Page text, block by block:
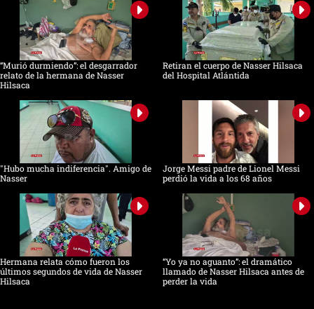
“Murió durmiendo”: el desgarrador
relato de la hermana de Nasser
Hilsaca
Retiran el cuerpo de Nasser Hilsaca
del Hospital Atlántida
"Hubo mucha indiferencia". Amigo de
Nasser
Jorge Messi padre de Lionel Messi
perdió la vida a los 68 años
Hermana relata cómo fueron los
últimos segundos de vida de Nasser
Hilsaca
“Yo ya no aguanto”: el dramático
llamado de Nasser Hilsaca antes de
perder la vida